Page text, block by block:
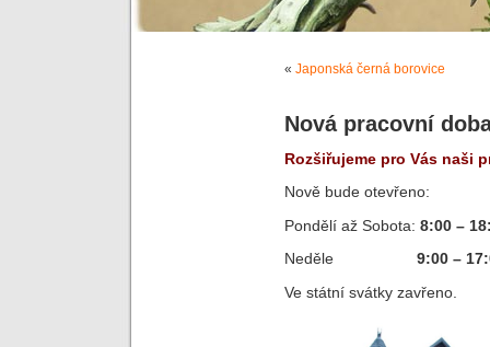
« Japonská černá borovice
Nová pracovní
Rozšiřujeme pro Vás naši
Nově bude otevřeno:
Pondělí až Sobota: 8:00 –
Neděle 9:00 –
Ve státní svátky zavřeno.